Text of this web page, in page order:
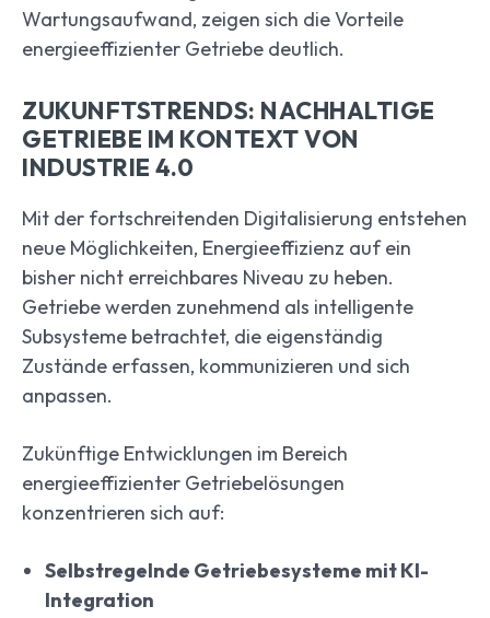
Wartungsaufwand, zeigen sich die Vorteile
energieeffizienter Getriebe deutlich.
ZUKUNFTSTRENDS: NACHHALTIGE
GETRIEBE IM KONTEXT VON
INDUSTRIE 4.0
Mit der fortschreitenden Digitalisierung entstehen
neue Möglichkeiten, Energieeffizienz auf ein
bisher nicht erreichbares Niveau zu heben.
Getriebe werden zunehmend als intelligente
Subsysteme betrachtet, die eigenständig
Zustände erfassen, kommunizieren und sich
anpassen.
Zukünftige Entwicklungen im Bereich
energieeffizienter Getriebelösungen
konzentrieren sich auf:
Selbstregelnde Getriebesysteme mit KI-
Integration